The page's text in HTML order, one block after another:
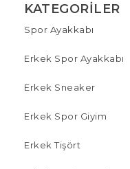
KATEGORILER
Spor Ayakkabı
Erkek Spor Ayakkabı
Erkek Sneaker
Erkek Spor Giyim
Erkek Tişört